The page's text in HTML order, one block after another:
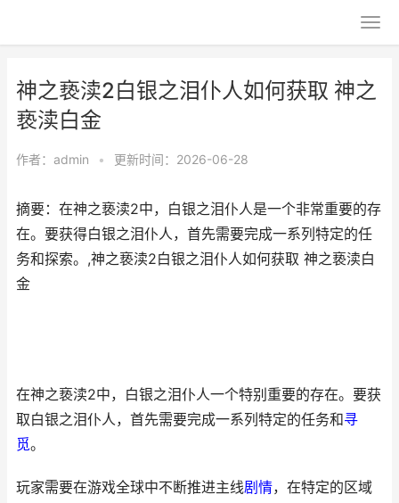
神之亵渎2白银之泪仆人如何获取 神之
亵渎白金
作者： admin • 更新时间：2026-06-28
摘要：在神之亵渎2中，白银之泪仆人是一个非常重要的存
在。要获得白银之泪仆人，首先需要完成一系列特定的任
务和探索。,神之亵渎2白银之泪仆人如何获取 神之亵渎白
金
在神之亵渎2中，白银之泪仆人一个特别重要的存在。要获
取白银之泪仆人，首先需要完成一系列特定的任务和寻
觅。
玩家需要在游戏全球中不断推进主线剧情，在特定的区域